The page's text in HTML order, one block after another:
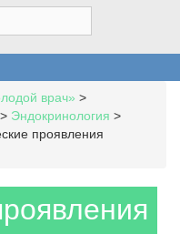
врач» >
> Эндокринология >
проявления